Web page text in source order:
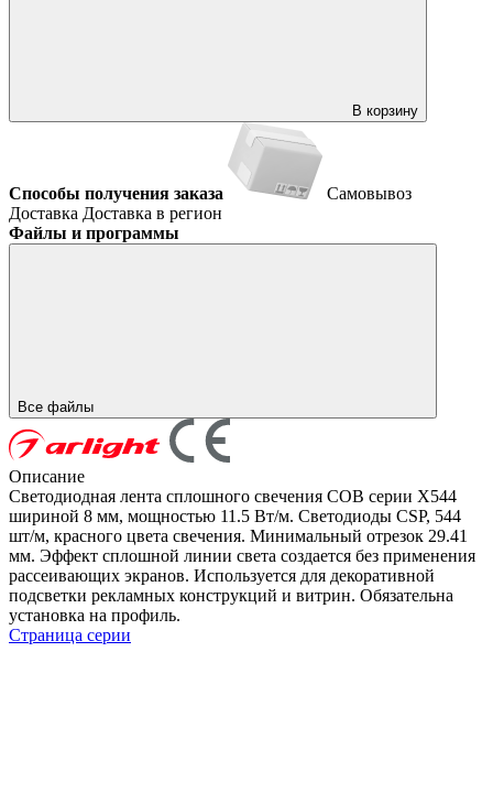
В корзину
Способы получения заказа
Самовывоз
Доставка Доставка в регион
Файлы и программы
Все файлы
Описание
Светодиодная лента сплошного свечения COB серии X544
шириной 8 мм, мощностью 11.5 Вт/м. Светодиоды CSP, 544
шт/м, красного цвета свечения. Минимальный отрезок 29.41
мм. Эффект сплошной линии света создается без применения
рассеивающих экранов. Используется для декоративной
подсветки рекламных конструкций и витрин. Обязательна
установка на профиль.
Страница серии